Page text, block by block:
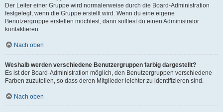
Der Leiter einer Gruppe wird normalerweise durch die Board-Administration
festgelegt, wenn die Gruppe erstellt wird. Wenn du eine eigene
Benutzergruppe erstellen möchtest, dann solltest du einen Administrator
kontaktieren.
Nach oben
Weshalb werden verschiedene Benutzergruppen farbig dargestellt?
Es ist der Board-Administration möglich, den Benutzergruppen verschiedene
Farben zuzuteilen, so dass deren Mitglieder leichter zu identifizieren sind.
Nach oben